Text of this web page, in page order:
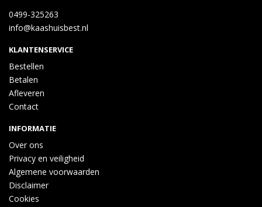
0499-325263
info@kaashuisbest.nl
KLANTENSERVICE
Bestellen
Betalen
Afleveren
Contact
INFORMATIE
Over ons
Privacy en veiligheid
Algemene voorwaarden
Disclaimer
Cookies